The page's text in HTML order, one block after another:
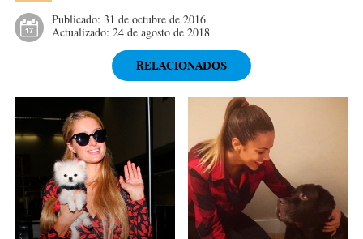
Publicado: 31 de octubre de 2016
Actualizado: 24 de agosto de 2018
RELACIONADOS